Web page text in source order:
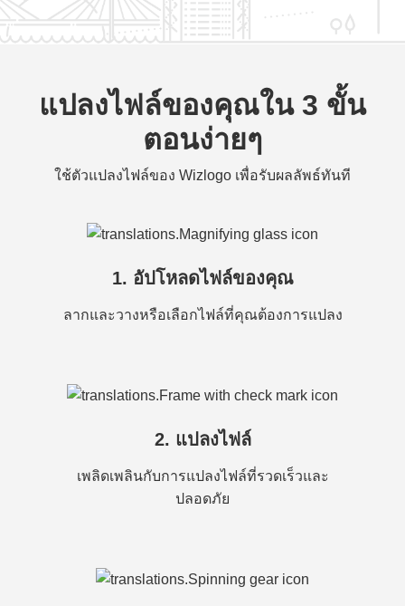
แปลงไฟล์ของคุณใน 3 ขั้น
ตอนง่ายๆ
ใช้ตัวแปลงไฟล์ของ Wizlogo เพื่อรับผลลัพธ์ทันที
1. อัปโหลดไฟล์ของคุณ
ลากและวางหรือเลือกไฟล์ที่คุณต้องการแปลง
2. แปลงไฟล์
เพลิดเพลินกับการแปลงไฟล์ที่รวดเร็วและ
ปลอดภัย